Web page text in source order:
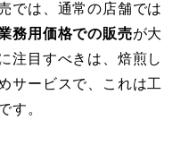
では、通常の店舗では
務用価格での販売が大
注目すべきは、焙煎し
サービスで、これは工
す。